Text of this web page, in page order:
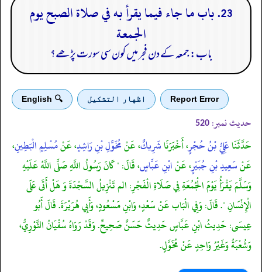
23. باب ما جاء فيما يقرأ به في صلاة الصبح يوم
الجمعة
باب: جمعہ کے دن فجر میں کون سی سورت پڑھے؟
Report Error اظهار التشكيل 🔍 English
حدیث نمبر: 520
حَدَّثَنَاعَلِيُّ بْنُ حُجْرٍ، أَخْبَرَنَاشَرِيكٌ، عَنْمُخَوَّلِ بْنِ رَاشِدٍ، عَنْمُسْلِمٍ الْبَطِينِ،
عَنْسَعِيدِ بْنِ جُبَيْرٍ، عَنْابْنِ عَبَّاسٍ، قَالَ: " كَانَ رَسُولُ اللَّهِ صَلَّى اللَّهُ عَلَيْهِ
وَسَلَّمَ يَقْرَأُ يَوْمَ الْجُمُعَةِ فِي صَلَاةِ الْفَجْرِ: الم تَنْزِيلُ السَّجْدَةَ وَ هَلْ أَتَى عَلَى
الْإِنْسَانِ ". قَالَ: وَفِي الْبَاب عَنْ سَعْدٍ، وَابْنِ مَسْعُودٍ، وَأَبِي هُرَيْرَةَ. قَالَ أَبُو
عِيسَى: حَدِيثُ ابْنِ عَبَّاسٍ حَدِيثٌ حَسَنٌ صَحِيحٌ. وَقَدْ رَوَاهُ سُفْيَانُ الثَّوْرِيُّ،
وَشُعْبَةُ وَغَيْرُ وَاحِدٍ عَنْ مُخَوَّلٍ.